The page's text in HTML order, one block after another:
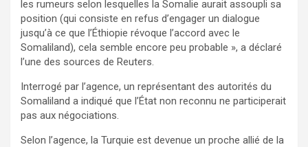
les rumeurs selon lesquelles la Somalie aurait assoupli sa
position (qui consiste en refus d’engager un dialogue
jusqu’à ce que l’Éthiopie révoque l’accord avec le
Somaliland), cela semble encore peu probable », a déclaré
l’une des sources de Reuters.
Interrogé par l’agence, un représentant des autorités du
Somaliland a indiqué que l’État non reconnu ne participerait
pas aux négociations.
Selon l’agence, la Turquie est devenue un proche allié de la